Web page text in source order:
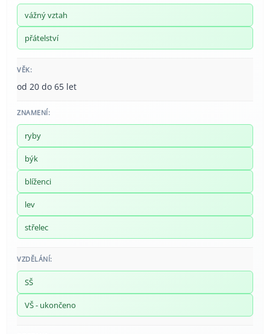
vážný vztah
přátelství
VĚK:
od 20 do 65 let
ZNAMENÍ:
ryby
býk
blíženci
lev
střelec
VZDĚLÁNÍ:
SŠ
VŠ - ukončeno